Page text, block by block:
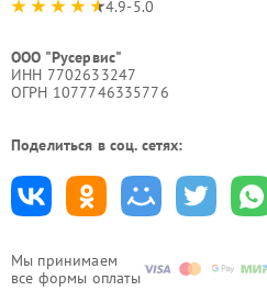
Мы принимаем
все формы оплаты
4.9-5.0
ООО "Русервис"
ИНН 7702633247
ОГРН 1077746335776
Поделиться в соц. сетях: